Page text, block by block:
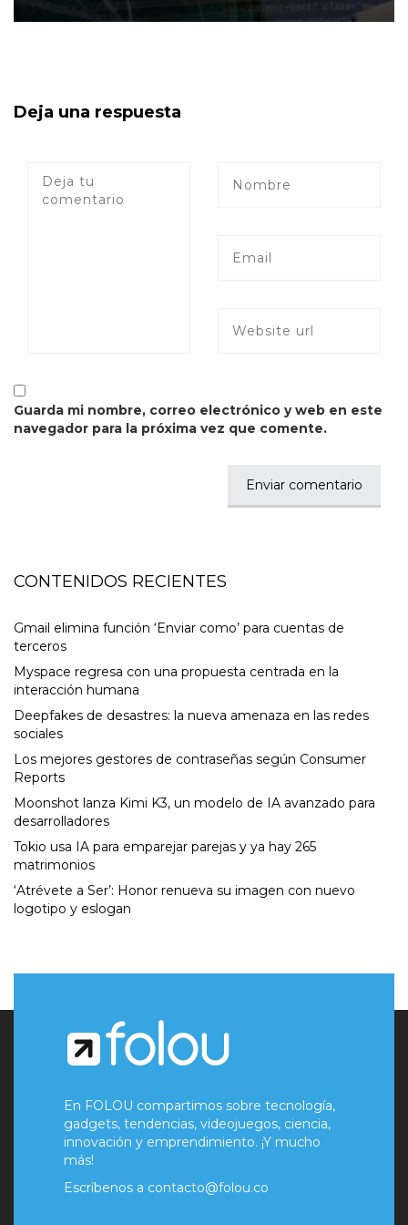
Deja una respuesta
Guarda mi nombre, correo electrónico y web en este
navegador para la próxima vez que comente.
CONTENIDOS RECIENTES
Gmail elimina función ‘Enviar como’ para cuentas de
terceros
Myspace regresa con una propuesta centrada en la
interacción humana
Deepfakes de desastres: la nueva amenaza en las redes
sociales
Los mejores gestores de contraseñas según Consumer
Reports
Moonshot lanza Kimi K3, un modelo de IA avanzado para
desarrolladores
Tokio usa IA para emparejar parejas y ya hay 265
matrimonios
‘Atrévete a Ser’: Honor renueva su imagen con nuevo
logotipo y eslogan
En FOLOU compartimos sobre tecnología,
gadgets, tendencias, videojuegos, ciencia,
innovación y emprendimiento. ¡Y mucho
más!
Escríbenos a contacto@folou.co